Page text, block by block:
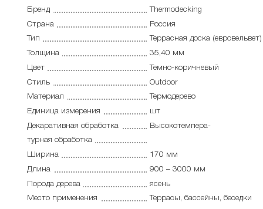
Бренд
Thermodecking
Страна
Россия
Тип
Террасная доска (евровельвет)
Толщина
35,40 мм
Цвет
Темно-коричневый
Стиль
Outdoor
Материал
Термодерево
Единица измерения
шт
Декаративная обработка
Высокотемпера-
турная обработка
Ширина
170 мм
Длина
900 – 3000 мм
Порода дерева
ясень
Место применения
Террасы, бассейны, беседки